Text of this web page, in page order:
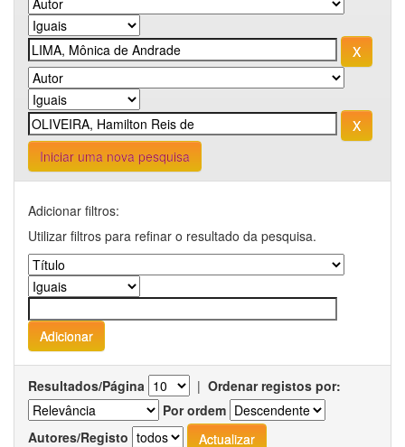
Iniciar uma nova pesquisa
Adicionar filtros:
Utilizar filtros para refinar o resultado da pesquisa.
Resultados/Página | Ordenar registos por:
Por ordem
Autores/Registo